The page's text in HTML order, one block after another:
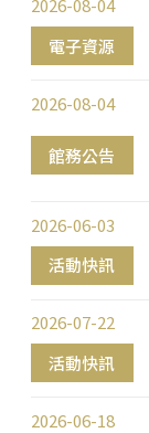
電子資源
2026-08-04
館務公告
2026-08-04
活動快訊
2026-06-03
活動快訊
2026-07-22
2026-06-18